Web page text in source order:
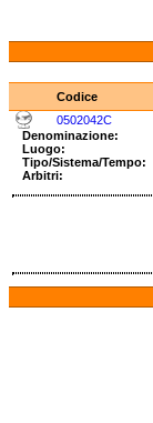
Codice
0502042C
Denominazione:
Luogo:
Tipo/Sistema/Tempo:
Arbitri: